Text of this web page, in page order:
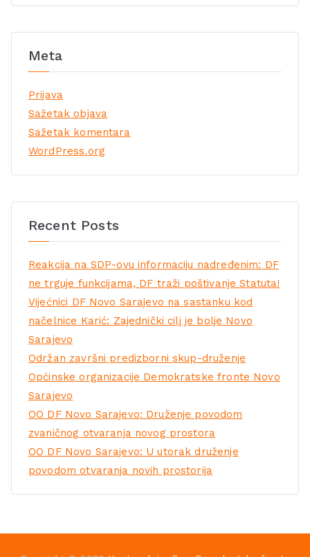
Meta
Prijava
Sažetak objava
Sažetak komentara
WordPress.org
Recent Posts
Reakcija na SDP-ovu informaciju nadređenim: DF
ne trguje funkcijama, DF traži poštivanje Statuta!
Vijećnici DF Novo Sarajevo na sastanku kod
načelnice Karić: Zajednički cilj je bolje Novo
Sarajevo
Održan završni predizborni skup-druženje
Općinske organizacije Demokratske fronte Novo
Sarajevo
OO DF Novo Sarajevo: Druženje povodom
zvaničnog otvaranja novog prostora
OO DF Novo Sarajevo: U utorak druženje
povodom otvaranja novih prostorija